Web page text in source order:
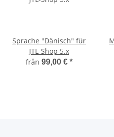
Sprache "Dänisch" für
JTL-Shop 5.x
från 99,00 € *